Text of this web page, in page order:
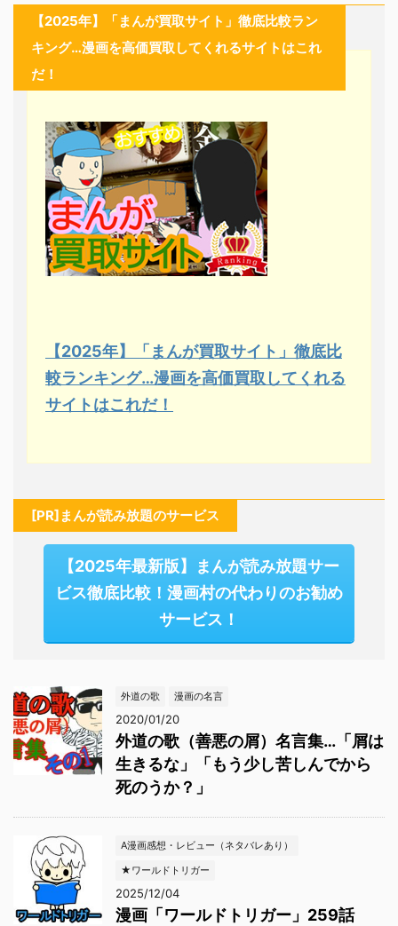
【2025年】「まんが買取サイト」徹底比較ラン
キング…漫画を高価買取してくれるサイトはこれ
だ！
【2025年】「まんが買取サイト」徹底比
較ランキング…漫画を高価買取してくれる
サイトはこれだ！
[PR]まんが読み放題のサービス
【2025年最新版】まんが読み放題サー
ビス徹底比較！漫画村の代わりのお勧め
サービス！
外道の歌 漫画の名言
2020/01/20
外道の歌（善悪の屑）名言集…「屑は
生きるな」「もう少し苦しんでから
死のうか？」
A漫画感想・レビュー（ネタバレあり）
★ワールドトリガー
2025/12/04
漫画「ワールドトリガー」259話